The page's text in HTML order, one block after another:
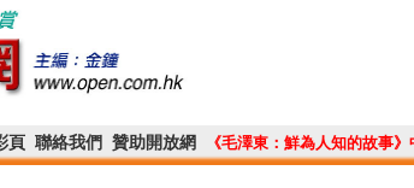
頁 聯絡我們 贊助開放網 《毛澤東：鮮為人知的故事